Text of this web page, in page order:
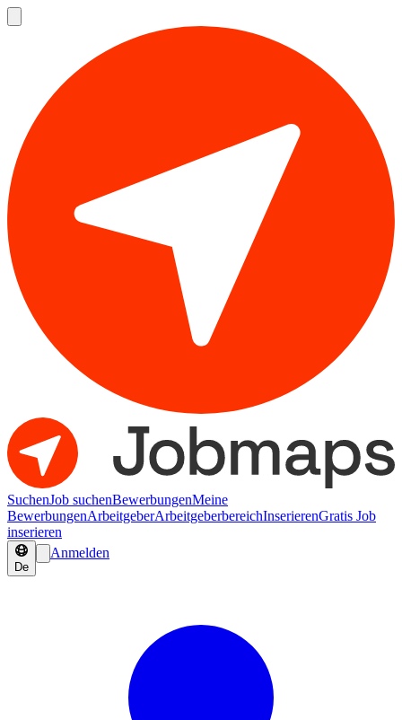
SuchenJob suchenBewerbungenMeine
BewerbungenArbeitgeberArbeitgeberbereichInserierenGratis Job
inserieren
De
Anmelden